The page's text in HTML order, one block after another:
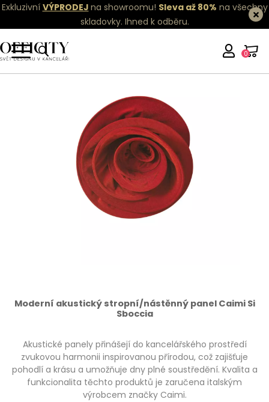
Exkluzivní VÝPRODEJ na showroomu! Sleva až 80% na všechny
skladovky. Ihned k odběru.
0
Moderní akustický stropní/nástěnný panel Caimi Si
Sboccia
Akustické panely přinášejí do kancelářského prostředí
zvukovou harmonii inspirovanou přírodou, což zajišťuje
pohodlí a krásu a umožňuje dny plné soustředění. Kvalita a
funkcionalita těchto produktů je zaručena italským
výrobcem značky Caimi.